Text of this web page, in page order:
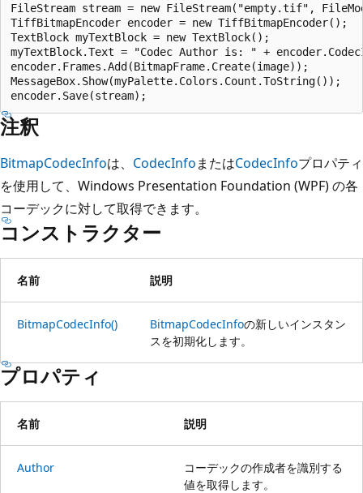
FileStream stream = new FileStream("empty.tif",
TiffBitmapEncoder encoder = new TiffBitmapEncoder();
TextBlock myTextBlock = new TextBlock();
myTextBlock.Text = "Codec Author is: " +
encoder.Frames.Add(BitmapFrame.Create(image));
MessageBox.Show(myPalette.Colors.Count.ToString());
注釈
BitmapCodecInfoは、 CodecInfoまたはCodecInfoプロパティ
を使用して、Windows Presentation Foundation (WPF) の各
コーデックに対して取得できます。
コンストラクター
名前 説明
BitmapCodecInfo() BitmapCodecInfoの新しいインスタン
スを初期化します。
プロパティ
名前 説明
Author
コーデックの作成者を識別する
値を取得します。